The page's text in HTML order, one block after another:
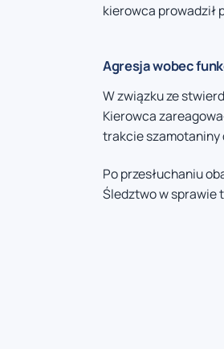
kierowca prowadził
Agresja wobec
W związku ze
Kierowca
trakcie szamotaniny
Po przesłuchaniu
Śledztwo w sprawie